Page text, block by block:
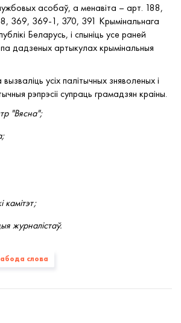
асобаў, а менавіта – арт. 188,
369, 369-1, 370, 391 Крымінальнага
Беларусь, і спыніць усе раней
дадзеных артыкулах крымінальныя
усіх палітычных зняволеных і
рэпрэсіі супраць грамадзян краіны.
"Вясна";
камітэт;
журналістаў.
слова